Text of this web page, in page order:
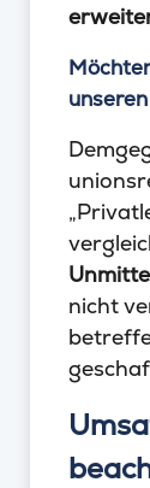
nicht